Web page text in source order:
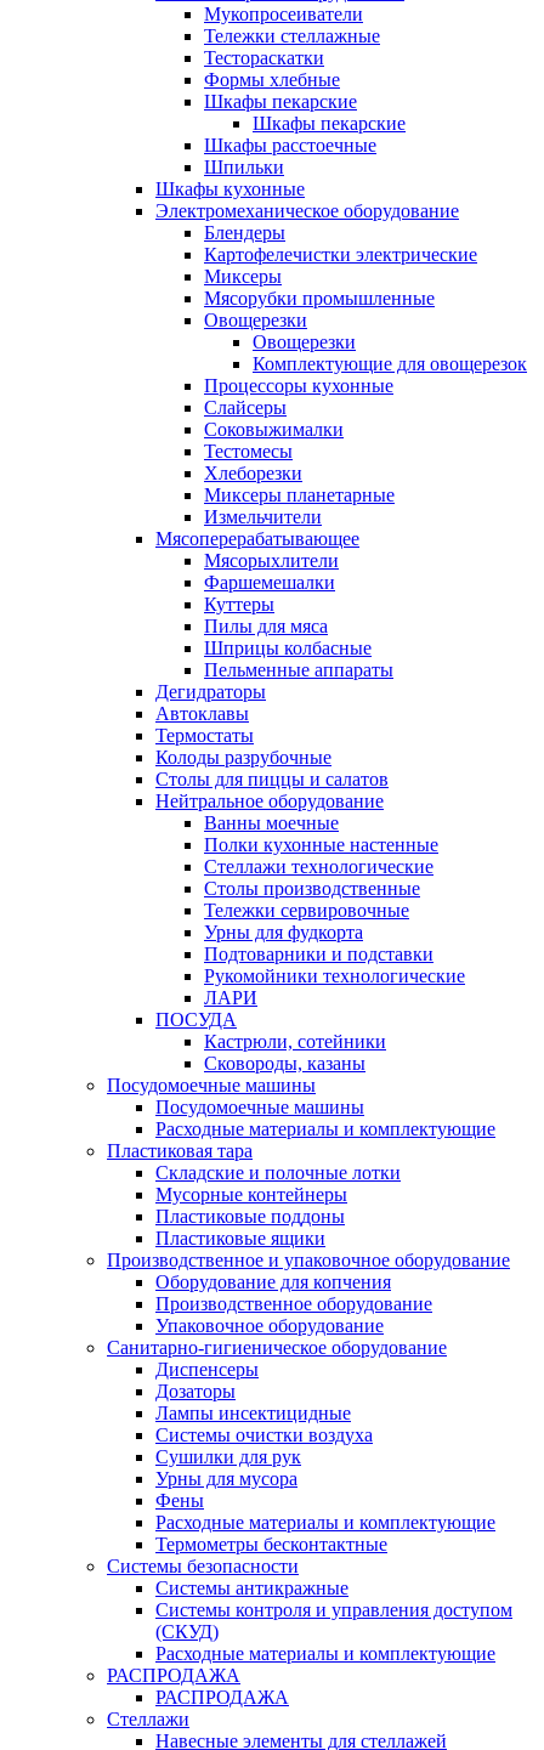
Мукопросеиватели
Тележки стеллажные
Тестораскатки
Формы хлебные
Шкафы пекарские
Шкафы пекарские
Шкафы расстоечные
Шпильки
Шкафы кухонные
Электромеханическое оборудование
Блендеры
Картофелечистки электрические
Миксеры
Мясорубки промышленные
Овощерезки
Овощерезки
Комплектующие для овощерезок
Процессоры кухонные
Слайсеры
Соковыжималки
Тестомесы
Хлеборезки
Миксеры планетарные
Измельчители
Мясоперерабатывающее
Мясорыхлители
Фаршемешалки
Куттеры
Пилы для мяса
Шприцы колбасные
Пельменные аппараты
Дегидраторы
Автоклавы
Термостаты
Колоды разрубочные
Столы для пиццы и салатов
Нейтральное оборудование
Ванны моечные
Полки кухонные настенные
Стеллажи технологические
Столы производственные
Тележки сервировочные
Урны для фудкорта
Подтоварники и подставки
Рукомойники технологические
ЛАРИ
ПОСУДА
Кастрюли, сотейники
Сковороды, казаны
Посудомоечные машины
Посудомоечные машины
Расходные материалы и комплектующие
Пластиковая тара
Складские и полочные лотки
Мусорные контейнеры
Пластиковые поддоны
Пластиковые ящики
Производственное и упаковочное оборудование
Оборудование для копчения
Производственное оборудование
Упаковочное оборудование
Санитарно-гигиеническое оборудование
Диспенсеры
Дозаторы
Лампы инсектицидные
Системы очистки воздуха
Сушилки для рук
Урны для мусора
Фены
Расходные материалы и комплектующие
Термометры бесконтактные
Системы безопасности
Системы антикражные
Системы контроля и управления доступом
(СКУД)
Расходные материалы и комплектующие
РАСПРОДАЖА
РАСПРОДАЖА
Стеллажи
Навесные элементы для стеллажей